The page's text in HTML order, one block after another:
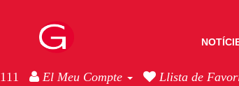
El Meu Compte Llista de